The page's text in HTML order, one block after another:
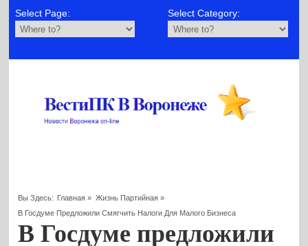
Select Page: Select Category:
Вы Здесь: Главная » Жизнь Партийная»
В Госдуме Предложили Смягчить Налоги Для Малого Бизнеса
В Госдуме предложили